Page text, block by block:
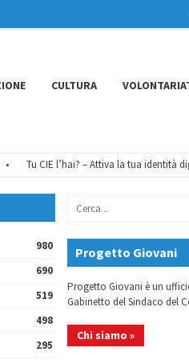
CULTURA
Tu CIE l’hai? – Attiva la tua identità
980
690
519
498
295
Progetto Giovani
Progetto Giovani è un
Gabinetto del Sindaco del
Chi siamo »